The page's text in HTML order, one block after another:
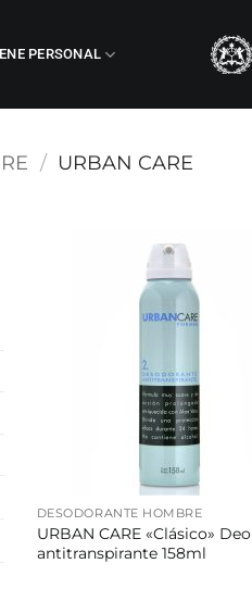
PERSONAL
/ URBAN CARE
DESODORANTE HOMBRE
URBAN CARE «Clásico» Deo
antitranspirante 158ml